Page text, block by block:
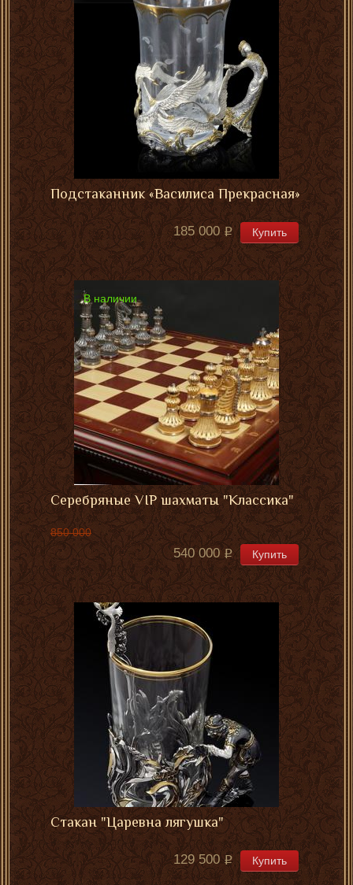
Подстаканник «Василиса Прекрасная»
185 000 Купить
В наличии
Серебряные VIP шахматы "Классика"
850 000
540 000 Купить
Стакан "Царевна лягушка"
129 500 Купить